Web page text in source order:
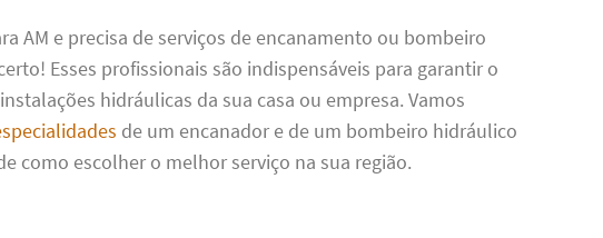
AM e precisa de serviços de encanamento ou bombeiro
Esses profissionais são indispensáveis para garantir o
hidráulicas da sua casa ou empresa. Vamos
de um encanador e de um bombeiro hidráulico
como escolher o melhor serviço na sua região.